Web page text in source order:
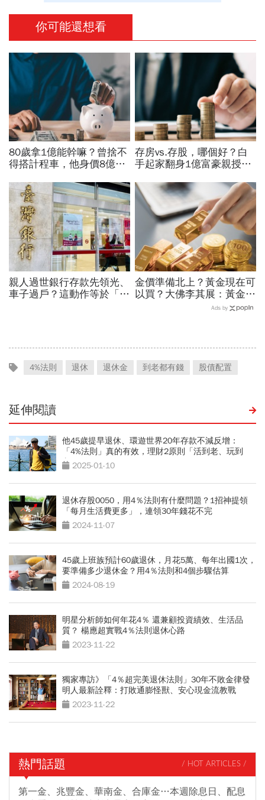
你可能還想看
80歲拿1億能幹嘛？曾捨不
得搭計程車，他身價8億後
期」：這3件事花錢別手軟
存房vs.存股，哪個好？白
手起家翻身1億富豪親授：
「它」致富
親人過世銀行存款先領光、
車子過戶？這動作等於「叫
金價準備北上？黃金現在可
以買？大佛李其展：黃金價
格摸到4300美元是好事！
Ads by
4%法則 退休 退休金 到老都有錢 股債配置
延伸閱讀
他45歲提早退休、環遊世界20年存款不減反增：
「4%法則」真的有效，理財2原則「活到老、玩到
老」2025-01-10
退休存股0050，用4％法則有什麼問題？1招神提領
「每月生活費更多」，連領30年錢花不完
2024-11-07
45歲上班族預計60歲退休，月花5萬、每年出國1次，
要準備多少退休金？用4％法則和4個步驟估算
2024-08-19
明星分析師如何年花4％ 還兼顧投資績效、生活品
質？ 楊應超實戰4％法則退休心路
2023-11-22
獨家專訪》「4％超完美退休法則」30年不敗金律發
明人最新詮釋：打敗通膨怪獸、安心現金流教戰
2023-11-22
熱門話題 / HOT ARTICLES /
第一金、兆豐金、華南金、合庫金…本週除息日、配息